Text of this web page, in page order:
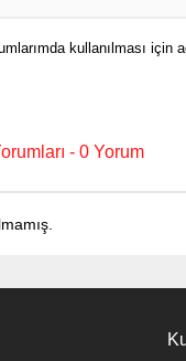
kullanılması
- 0 Yorum